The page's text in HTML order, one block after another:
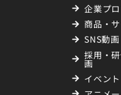
企業プ
商品・
SNS動画
採用・
画
イベン